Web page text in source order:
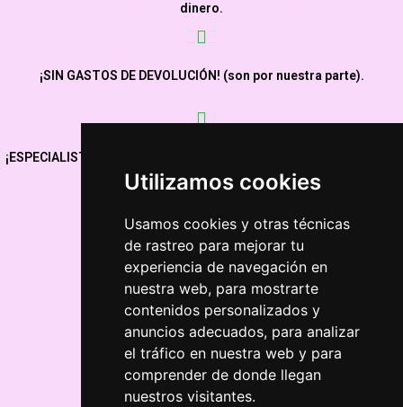
Utilizamos cookies
Usamos cookies y otras técnicas
de rastreo para mejorar tu
experiencia de navegación en
nuestra web, para mostrarte
contenidos personalizados y
anuncios adecuados, para analizar
el tráfico en nuestra web y para
comprender de donde llegan
nuestros visitantes.
dinero.
¡SIN GASTOS DE DEVOLUCIÓN! (son por nuestra parte).
¡ESPECIALISTAS en espejos de camerino y maquillaje desde 2008!
¡Comprar ahora!
Contra reembolso – Tarjeta débito/crédito – PayPal